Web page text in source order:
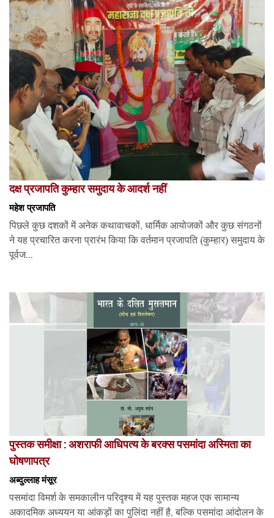
दक्ष प्रजापति कुम्हार समुदाय के आदर्श नहीं
महेश प्रजापति
पिछले कुछ दशकों में अनेक कथावाचकों, धार्मिक आयोजकों और कुछ संगठनों
ने यह प्रचारित करना प्रारंभ किया कि वर्तमान प्रजापति (कुम्हार) समुदाय के
पूर्वज...
पुस्तक समीक्षा : अशराफी आधिपत्य के बरक्स पसमांदा अस्मिता का
घोषणापत्र
अब्दुल्लाह मंसूर
पसमांदा विमर्श के समकालीन परिदृश्य में यह पुस्तक महज एक सामान्य
अकादमिक अध्ययन या आंकड़ों का पुलिंदा नहीं है, बल्कि पसमांदा आंदोलन के